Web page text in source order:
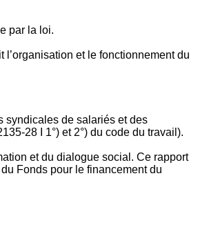
par la loi.
et le fonctionnement du
syndicales de salariés et des
I 1°) et 2°) du code du travail).
et du dialogue social. Ce rapport
Fonds pour le financement du